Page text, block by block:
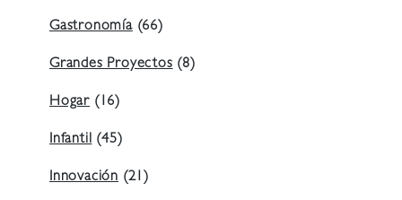
Gastronomía(66)
Grandes Proyectos(8)
Hogar (16)
Infantil(45)
Innovación (21)